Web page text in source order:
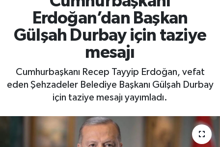
Erdoğan’dan Başkan
Gülşah Durbay için taziye
mesajı
Cumhurbaşkanı Recep Tayyip Erdoğan, vefat
eden Şehzadeler Belediye Başkanı Gülşah Durbay
için taziye mesajı yayımladı.
RESMİ İLAN
BİLİM VE TEKNOLOJİ
RESMİ İLAN
Yaşam
Tarih
Dünya
İletişim